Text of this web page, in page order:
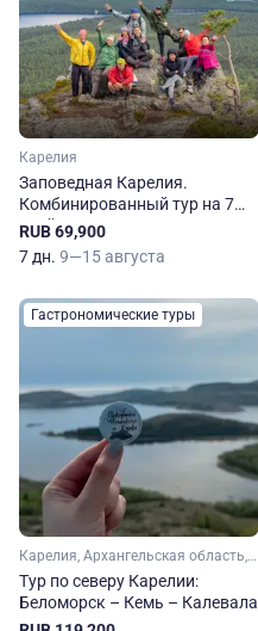
Карелия
Заповедная Карелия.
Комбинированный тур на 7
дней
RUB 69,900
7 дн. 9—15 августа
Гастрономические туры
Карелия, Архангельская область, Арктика
Тур по северу Карелии:
Беломорск – Кемь – Калевала